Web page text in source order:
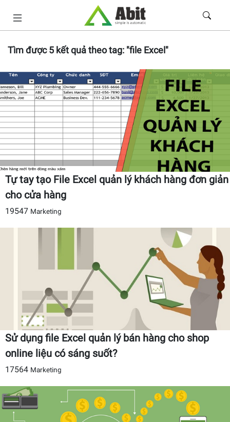
Tìm được5 kết quả theo tag: "file Excel"
Tự tay tạo File Excel quản lý khách hàng đơn giản
cho cửa hàng
19547 Marketing
Sử dụng file Excel quản lý bán hàng cho shop
online liệu có sáng suốt?
17564 Marketing